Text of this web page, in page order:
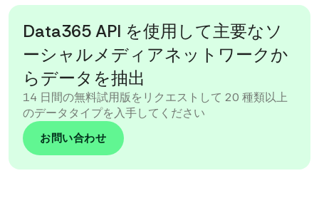
Data365 API を使用して主要なソ
ーシャルメディアネットワークか
らデータを抽出
14 日間の無料試用版をリクエストして 20 種類以上
のデータタイプを入手してください
お問い合わせ